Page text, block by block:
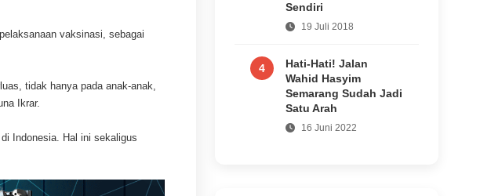
vaksinasi, sebagai
tidak hanya pada anak-anak,
Ikrar.
Indonesia. Hal ini sekaligus
Sendiri
19 Juli 2018
4
Hati-Hati! Jalan
Wahid Hasyim
Semarang Sudah Jadi
Satu Arah
16 Juni 2022